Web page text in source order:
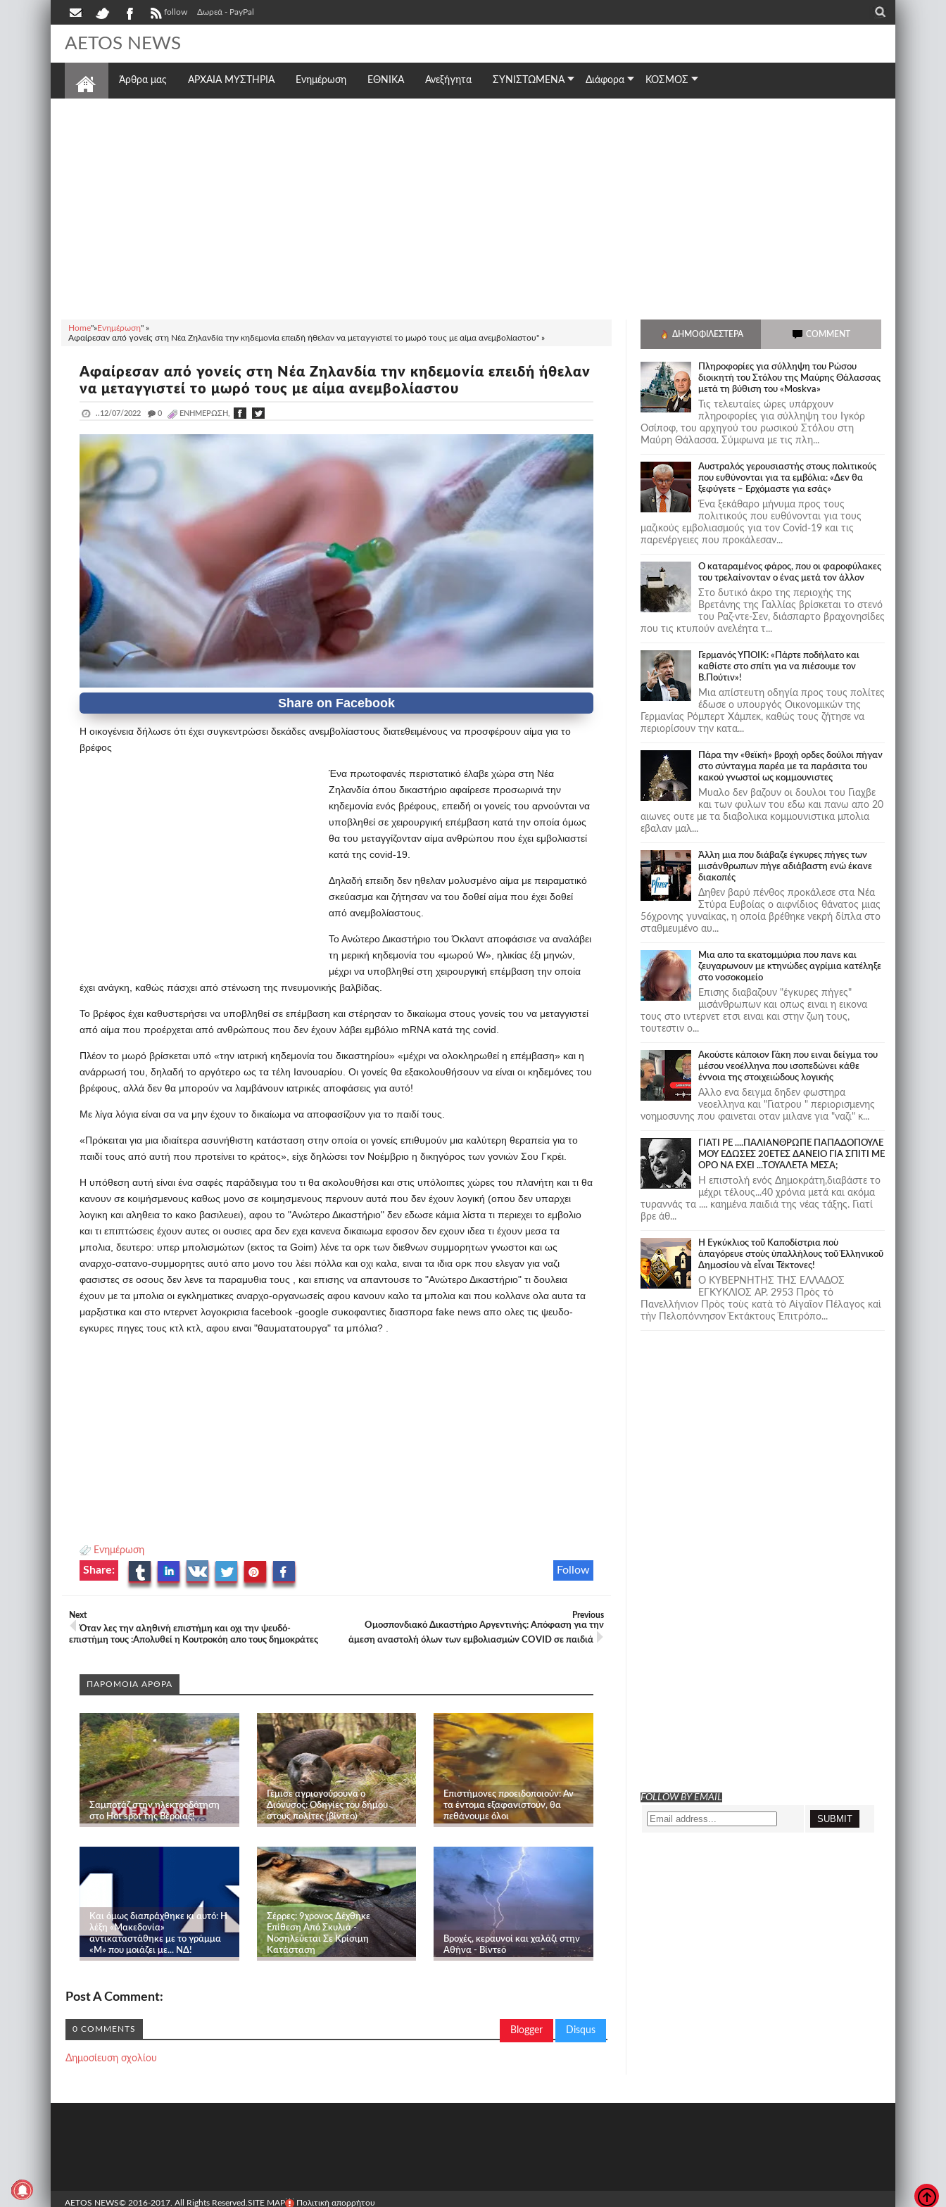
follow Δωρεά - PayPal _
AETOS NEWS
Άρθρα μας ΑΡΧΑΙΑ ΜΥΣΤΗΡΙΑ Ενημέρωση ΕΘΝΙΚΆ Ανεξήγητα ΣΥΝΙΣΤΩΜΕΝΑ Διάφορα ΚΟΣΜΟΣ
Home"»Ενημέρωση" »
Αφαίρεσαν από γονείς στη Νέα Ζηλανδία την κηδεμονία επειδή ήθελαν να μεταγγιστεί το μωρό τους με αίμα ανεμβολίαστου" »
Αφαίρεσαν από γονείς στη Νέα Ζηλανδία την κηδεμονία επειδή ήθελαν
να μεταγγιστεί το μωρό τους με αίμα ανεμβολίαστου
..12/07/2022 _ 0 ΕΝΗΜΈΡΩΣΗ,
Η οικογένεια δήλωσε ότι έχει συγκεντρώσει δεκάδες ανεμβολίαστους διατεθειμένους να προσφέρουν αίμα για το
βρέφος
Ένα πρωτοφανές περιστατικό έλαβε χώρα στη Νέα
Ζηλανδία όπου δικαστήριο αφαίρεσε προσωρινά την
κηδεμονία ενός βρέφους, επειδή οι γονείς του αρνούνται να
υποβληθεί σε χειρουργική επέμβαση κατά την οποία όμως
θα του μεταγγίζονταν αίμα ανθρώπου που έχει εμβολιαστεί
κατά της covid-19.
Δηλαδή επειδη δεν ηθελαν μολυσμένο αίμα με πειραματικό
σκεύασμα και ζήτησαν να του δοθεί αίμα που έχει δοθεί
από ανεμβολίαστους.
Το Ανώτερο Δικαστήριο του Όκλαντ αποφάσισε να αναλάβει
τη μερική κηδεμονία του «μωρού W», ηλικίας έξι μηνών,
μέχρι να υποβληθεί στη χειρουργική επέμβαση την οποία
έχει ανάγκη, καθώς πάσχει από στένωση της πνευμονικής βαλβίδας.
Το βρέφος έχει καθυστερήσει να υποβληθεί σε επέμβαση και στέρησαν το δικαίωμα στους γονείς του να μεταγγιστεί
από αίμα που προέρχεται από ανθρώπους που δεν έχουν λάβει εμβόλιο mRNA κατά της covid.
Πλέον το μωρό βρίσκεται υπό «την ιατρική κηδεμονία του δικαστηρίου» «μέχρι να ολοκληρωθεί η επέμβαση» και η
ανάρρωσή του, δηλαδή το αργότερο ως τα τέλη Ιανουαρίου. Οι γονείς θα εξακολουθήσουν να είναι οι κηδεμόνες του
βρέφους, αλλά δεν θα μπορούν να λαμβάνουν ιατρικές αποφάσεις για αυτό!
Με λίγα λόγια είναι σα να μην έχουν το δικαίωμα να αποφασίζουν για το παιδί τους.
«Πρόκειται για μια ιδιαίτερα ασυνήθιστη κατάσταση στην οποία οι γονείς επιθυμούν μια καλύτερη θεραπεία για το
παιδί τους από αυτή που προτείνει το κράτος», είχε δηλώσει τον Νοέμβριο η δικηγόρος των γονιών Σου Γκρέι.
Η υπόθεση αυτή είναι ένα σαφές παράδειγμα του τι θα ακολουθήσει και στις υπόλοιπες χώρες του πλανήτη και τι θα
κανουν σε κοιμήσμενους καθως μονο σε κοιμησμενους περνουν αυτά που δεν έχουν λογική (οπου δεν υπαρχει
λογικη και αληθεια το κακο βασιλευει), αφου το "Ανώτερο Δικαστήριο" δεν εδωσε κάμια λίστα τι περιεχει το εμβολιο
και τι επιπτώσεις έχουν αυτες οι ουσιες αρα δεν εχει κανενα δικαιωμα εφοσον δεν εχουν ιδεα τι έχουν μεσα τα
μπολια, δευτερο: υπερ μπολισμώτων (εκτος τα Goim) λένε τα ορκ των διεθνων συμμορητων γνωστοι και ως
αναρχο-σατανο-συμμορητες αυτό απο μονο του λέει πόλλα και οχι καλα, ειναι τα ιδια ορκ που ελεγαν για ναζι
φασιστες σε οσους δεν λενε τα παραμυθια τους , και επισης να απαντουσε το "Ανώτερο Δικαστήριο" τι δουλεια
έχουν με τα μπολια οι εγκληματικες αναρχο-οργανωσείς αφου κανουν καλο τα μπολια και που κολλανε ολα αυτα τα
μαρξιστικα και στο ιντερνετ λογοκρισια facebook -google συκοφαντιες διασπορα fake news απο ολες τις ψευδο-
εγκυρες πηγες τους κτλ κτλ, αφου ειναι "θαυματατουργα" τα μπόλια? .
Ενημέρωση
Follow
Share:
Next
Όταν λες την αληθινή επιστήμη και οχι την ψευδό-
επιστήμη τους :Aπολυθεί η Κουτροκόη απο τους δημοκράτες
Previous
Ομοσπονδιακό Δικαστήριο Αργεντινής: Απόφαση για την
άμεση αναστολή όλων των εμβολιασμών COVID σε παιδιά
ΠΑΡΟΜΟΙΑ ΑΡΘΡΑ
Σαμποτάζ στην ηλεκτροδότηση
στο Hot spot της Βέροιας!
Γέμισε αγριογούρουνα ο
Διόνυσος: Οδηγίες του δήμου
στους πολίτες (βίντεο)
Επιστήμονες προειδοποιούν: Αν
τα έντομα εξαφανιστούν, θα
πεθάνουμε όλοι
Και όμως διαπράχθηκε κι αυτό: Η
λέξη «Μακεδονία»
αντικαταστάθηκε με το γράμμα
«Μ» που μοιάζει με... ΝΔ!
Σέρρες: 9χρονος Δέχθηκε
Επίθεση Από Σκυλιά -
Νοσηλεύεται Σε Κρίσιμη
Κατάσταση
Βροχές, κεραυνοί και χαλάζι στην
Αθήνα - Βίντεο
Post A Comment:
Blogger Disqus
0 COMMENTS
Δημοσίευση σχολίου
ΔΗΜΟΦΙΛΈΣΤΕΡΑ COMMENT
Πληροφορίες για σύλληψη του Ρώσου
διοικητή του Στόλου της Mαύρης Θάλασσας
μετά τη βύθιση του «Moskva»
Τις τελευταίες ώρες υπάρχουν
πληροφορίες για σύλληψη του Ιγκόρ
Οσίποφ, του αρχηγού του ρωσικού Στόλου στη
Μαύρη Θάλασσα. Σύμφωνα με τις πλη...
Αυστραλός γερουσιαστής στους πολιτικούς
που ευθύνονται για τα εμβόλια: «Δεν θα
ξεφύγετε – Ερχόμαστε για εσάς»
Ένα ξεκάθαρο μήνυμα προς τους
πολιτικούς που ευθύνονται για τους
μαζικούς εμβολιασμούς για τον Covid-19 και τις
παρενέργειες που προκάλεσαν...
Ο καταραμένος φάρος, που οι φαροφύλακες
του τρελαίνονταν ο ένας μετά τον άλλον
Στο δυτικό άκρο της περιοχής της
Βρετάνης της Γαλλίας βρίσκεται το στενό
του Ραζ-ντε-Σεν, διάσπαρτο βραχονησίδες
που τις κτυπούν ανελέητα τ...
Γερμανός ΥΠΟΙΚ: «Πάρτε ποδήλατο και
καθίστε στο σπίτι για να πιέσουμε τον
Β.Πούτιν»!
Μια απίστευτη οδηγία προς τους πολίτες
έδωσε ο υπουργός Οικονομικών της
Γερμανίας Ρόμπερτ Χάμπεκ, καθώς τους ζήτησε να
περιορίσουν την κατα...
Πάρα την «θεϊκή» βροχή ορδες δούλοι πήγαν
στο σύνταγμα παρέα με τα παράσιτα του
κακού γνωστοί ως κομμουνιστες
Μυαλο δεν βαζουν οι δουλοι του Γιαχβε
και των φυλων του εδω και πανω απο 20
αιωνες ουτε με τα διαβολικα κομμουνιστικα μπολια
εβαλαν μαλ...
Άλλη μια που διάβαζε έγκυρες πήγες των
μισάνθρωπων πήγε αδιάβαστη ενώ έκανε
διακοπές
Δηθεν βαρύ πένθος προκάλεσε στα Νέα
Στύρα Ευβοίας ο αιφνίδιος θάνατος μιας
56χρονης γυναίκας, η οποία βρέθηκε νεκρή δίπλα στο
σταθμευμένο αυ...
Μια απο τα εκατομμύρια που πανε και
ζευγαρωνουν με κτηνώδες αγρίμια κατέληξε
στο νοσοκομείο
Επισης διαβαζουν "έγκυρες πήγες"
μισάνθρωπων και οπως ειναι η εικονα
τους στο ιντερνετ ετσι ειναι και στην ζωη τους,
τουτεστιν ο...
Ακούστε κάποιον Γάκη που ειναι δείγμα του
μέσου νεοέλληνα που ισοπεδώνει κάθε
έννοια της στοιχειώδους λογικής
Αλλο ενα δειγμα δηδεν φωστηρα
νεοελληνα και "Γιατρου " περιορισμενης
νοημοσυνης που φαινεται οταν μιλανε για "ναζι" κ...
ΓΙΑΤΙ ΡΕ ....ΠΑΛΙΑΝΘΡΩΠΕ ΠΑΠΑΔΟΠΟΥΛΕ
ΜΟΥ ΕΔΩΣΕΣ 20ΕΤΕΣ ΔΑΝΕΙΟ ΓΙΑ ΣΠΙΤΙ ΜΕ
ΟΡΟ ΝΑ ΕΧΕΙ ...ΤΟΥΑΛΕΤΑ ΜΕΣΑ;
Η επιστολή ενός Δημοκράτη,διαβάστε το
μέχρι τέλους...40 χρόνια μετά και ακόμα
τυραννάς τα .... καημένα παιδιά της νέας τάξης. Γιατί
βρε άθ...
Ἡ Ἐγκύκλιος τοῦ Καποδίστρια ποὺ
ἀπαγόρευε στοὺς ὑπαλλήλους τοῦ Ἑλληνικοῦ
Δημοσίου νὰ εἶναι Τέκτονες!
Ο ΚΥΒΕΡΝΗΤΗΣ ΤΗΣ ΕΛΛΑΔΟΣ
ΕΓΚΥΚΛΙΟΣ ΑΡ. 2953 Πρὸς τὸ
Πανελλήνιον Πρὸς τοὺς κατὰ τὸ Αἰγαῖον Πέλαγος καὶ
τὴν Πελοπόννησον Ἐκτάκτους Ἐπιτρόπο...
FOLLOW BY EMAIL
AETOS NEWS© 2016-2017. All Rights Reserved. SITE MAP Πολιτική απορρήτου